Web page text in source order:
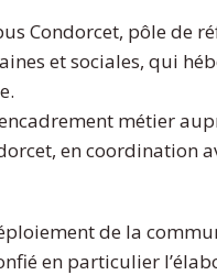
Condorcet, pôle de
et sociales, qui
métier
en coordination
de la
en particulier